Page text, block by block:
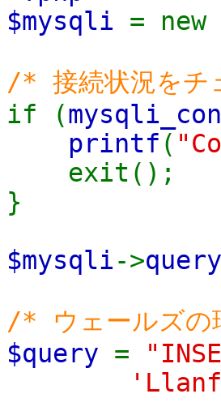
$mysqli = new
/* 接続状況を
if (
printf (
exit();
}
$mysqli->query
/* ウェールズ
$query =